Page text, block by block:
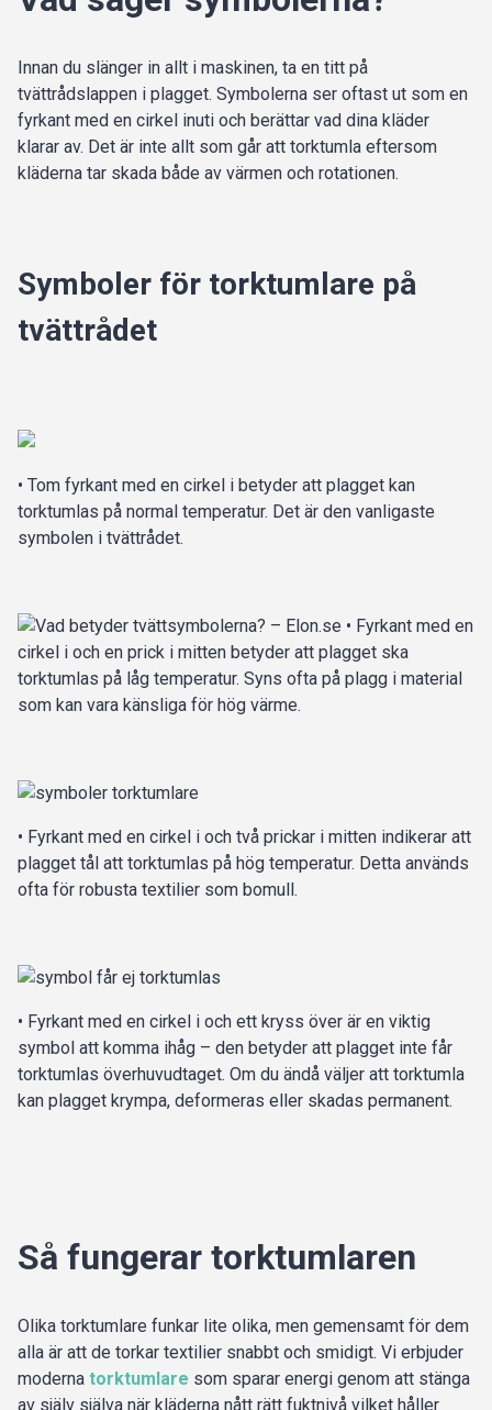
Innan du slänger in allt i maskinen, ta en titt på
tvättrådslappen i plagget. Symbolerna ser oftast ut som en
fyrkant med en cirkel inuti och berättar vad dina kläder
klarar av. Det är inte allt som går att torktumla eftersom
kläderna tar skada både av värmen och rotationen.
Symboler för torktumlare på
tvättrådet
• Tom fyrkant med en cirkel i betyder att plagget kan
torktumlas på normal temperatur. Det är den vanligaste
symbolen i tvättrådet.
• Fyrkant med en
cirkel i och en prick i mitten betyder att plagget ska
torktumlas på låg temperatur. Syns ofta på plagg i material
som kan vara känsliga för hög värme.
• Fyrkant med en cirkel i och två prickar i mitten indikerar att
plagget tål att torktumlas på hög temperatur. Detta används
ofta för robusta textilier som bomull.
• Fyrkant med en cirkel i och ett kryss över är en viktig
symbol att komma ihåg – den betyder att plagget inte får
torktumlas överhuvudtaget. Om du ändå väljer att torktumla
kan plagget krympa, deformeras eller skadas permanent.
Så fungerar torktumlaren
Olika torktumlare funkar lite olika, men gemensamt för dem
alla är att de torkar textilier snabbt och smidigt. Vi erbjuder
moderna torktumlare som sparar energi genom att stänga
av själv själva när kläderna nått rätt fuktnivå vilket håller